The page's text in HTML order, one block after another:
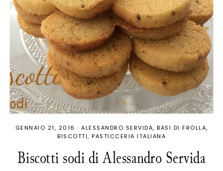
GENNAIO 21, 2016 · ALESSANDRO SERVIDA BASI DI FROLLA
BISCOTTI
PASTICCERIA ITALIANA
Biscotti sodi di Alessandro Servida